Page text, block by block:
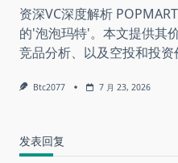
资深VC深度解析
的'泡泡玛特'。本文提供其
竞品分析、以及空投和投资
Btc2077 7 月 23, 2026
发表回复